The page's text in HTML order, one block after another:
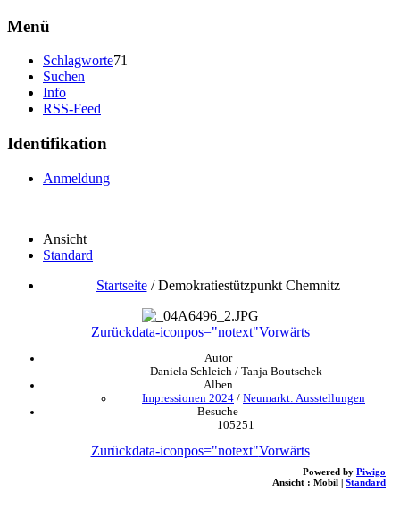
Menü
Schlagworte71
Suchen
Info
RSS-Feed
Identifikation
Anmeldung
Ansicht
Standard
Startseite/Demokratiestützpunkt Chemnitz
Zurückdata-iconpos="notext"Vorwärts
Autor
Daniela Schleich / Tanja Boutschek
Alben
Impressionen 2024 / Neumarkt: Ausstellungen
Besuche
105251
Zurückdata-iconpos="notext"Vorwärts
Powered by Piwigo
Ansicht : Mobil Standard